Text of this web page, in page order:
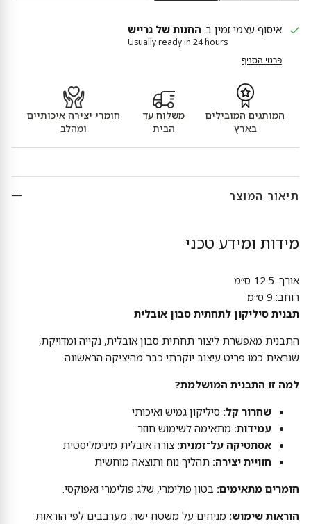
איסוף עצמי זמין ב-החנות של גרייש
Usually ready in 24 hours
פרטי הסניף
המותגים המובילים
בארץ
משלוח עד
הבית
חומרי יצירה איכותיים
ומהלב
תיאור המוצר
מידות ומידע טכני
אורך: 12.5 ס״מ
רוחב: 9 ס״מ
תבנית סיליקון לתחתית סבון אובלית
התבנית מאפשרת ליצור תחתית סבון אובלית, נקייה ומדויקת,
שנראית כמו פריט עיצוב יוקרתי כבר מהיציקה הראשונה.
למה זו התבנית המושלמת?
שחרור קל: סיליקון גמיש ואיכותי
עמידות: מתאימה לשימוש חוזר
אסתטיקה על־זמנית: צורה אובלית מינימליסטית
חוויית יצירה: תהליך נוח ותוצאה מוחשית
חומרים מתאימים: בטון פולימרי, שלג פולימרי ואפוקסי.
הוראות שימוש: מניחים על משטח ישר, מערבבים לפי הוראות